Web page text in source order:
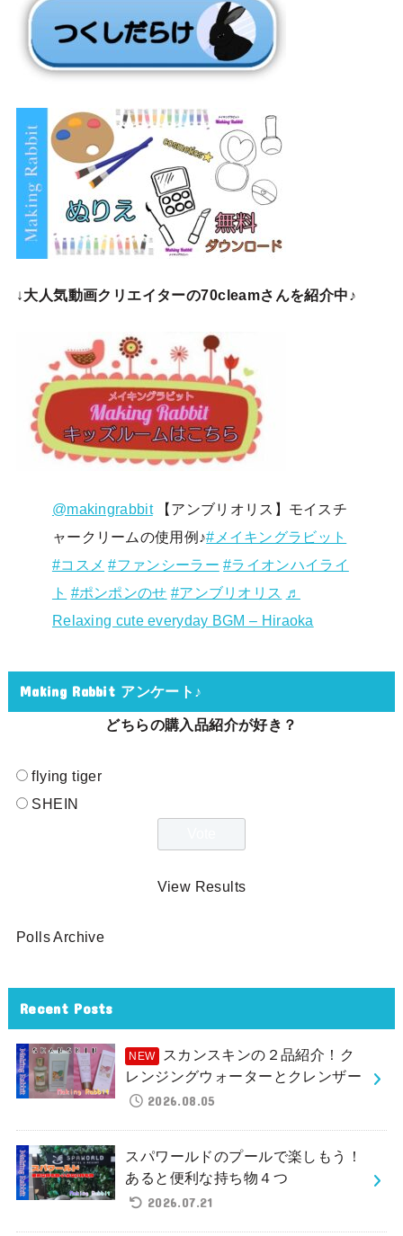
↓大人気動画クリエイターの70cleamさんを紹介中♪
@makingrabbit【アンブリオリス】モイスチ
ャークリームの使用例♪#メイキングラビット
#コスメ #ファンシーラー #ライオンハイライ
ト #ポンポンのせ #アンブリオリス
♬
Relaxing cute everyday BGM – Hiraoka
Making Rabbit アンケート♪
どちらの購入品紹介が好き？
flying tiger
SHEIN
View Results
Polls Archive
Recent Posts
スカンスキンの２品紹介！ク
レンジングウォーターとクレンザー
2026.08.05
スパワールドのプールで楽しもう！
あると便利な持ち物４つ
2026.07.21